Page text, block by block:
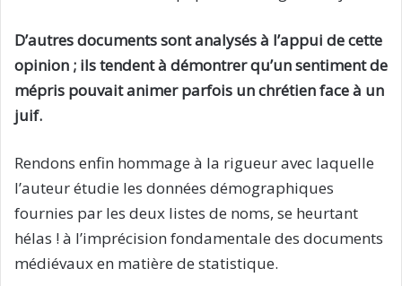
D’autres documents sont analysés à l’appui de cette
opinion ; ils tendent à démontrer qu’un sentiment de
mépris pouvait animer parfois un chrétien face à un
juif.
Rendons enfin hommage à la rigueur avec laquelle
l’auteur étudie les données démographiques
fournies par les deux listes de noms, se heurtant
hélas ! à l’imprécision fondamentale des documents
médiévaux en matière de statistique.